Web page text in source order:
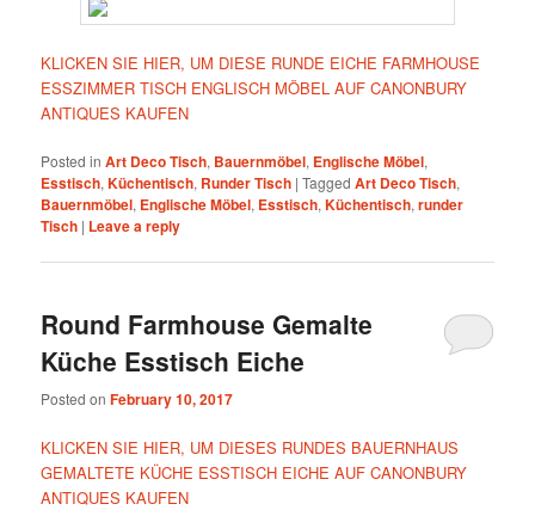
KLICKEN SIE HIER, UM DIESE RUNDE EICHE FARMHOUSE
ESSZIMMER TISCH ENGLISCH MÖBEL AUF CANONBURY
ANTIQUES KAUFEN
Posted in Art Deco Tisch, Bauernmöbel, Englische Möbel,
Esstisch,Küchentisch, Runder Tisch |Tagged Art Deco Tisch,
Bauernmöbel, Englische Möbel, Esstisch,Küchentisch,runder
Tisch | Leave a reply
Round Farmhouse Gemalte
Küche Esstisch Eiche
Posted onFebruary 10, 2017
KLICKEN SIE HIER, UM DIESES RUNDES BAUERNHAUS
GEMALTETE KÜCHE ESSTISCH EICHE AUF CANONBURY
ANTIQUES KAUFEN